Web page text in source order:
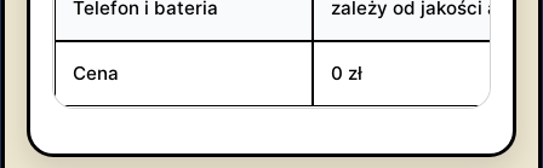
Telefon i bateria zależy od jakości
Cena 0 zł